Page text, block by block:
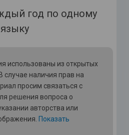
использованы из открытых
случае наличия прав на
просим связаться с
решения вопроса о
авторства или
Показать